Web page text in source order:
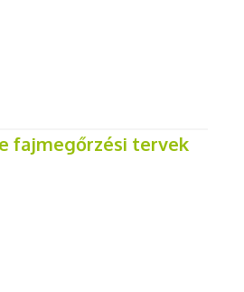
fajmegőrzési tervek